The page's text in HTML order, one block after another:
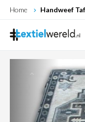
Home Handweef